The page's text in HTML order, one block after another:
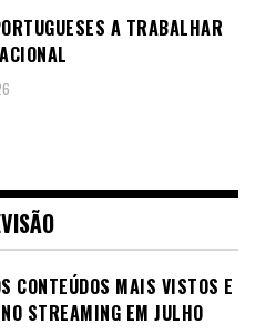
A TRABALHAR
CONTEÚDOS MAIS VISTOS E
STREAMING EM JULHO